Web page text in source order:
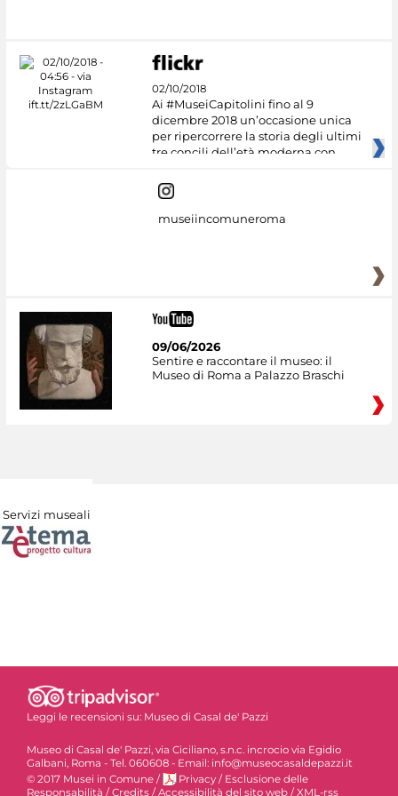
02/10/2018
Ai #MuseiCapitolini fino al 9
dicembre 2018 un’occasione unica
per ripercorrere la storia degli ultimi
tre concili dell’età moderna con
museiincomuneroma
09/06/2026
Sentire e raccontare il museo: il
Museo di Roma a Palazzo Braschi
Servizi museali
Leggi le recensioni su: Museo di Casal de' Pazzi
Museo di Casal de' Pazzi, via Ciciliano, s.n.c. incrocio via Egidio
Galbani, Roma - Tel. 060608 - Email: info@museocasaldepazzi.it
© 2017 Musei in Comune / Privacy / Esclusione delle
Responsabilità / Credits / Accessibilità del sito web / XML-rss